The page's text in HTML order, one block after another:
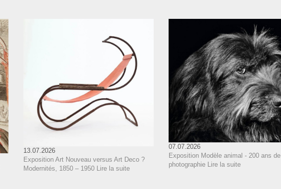
13.07.2026
Exposition Art Nouveau versus Art Deco ?
Modernités, 1850 – 1950
Lire la suite
07.07.2026
Exposition Modèle animal - 200 ans de
photographie Lire la suite